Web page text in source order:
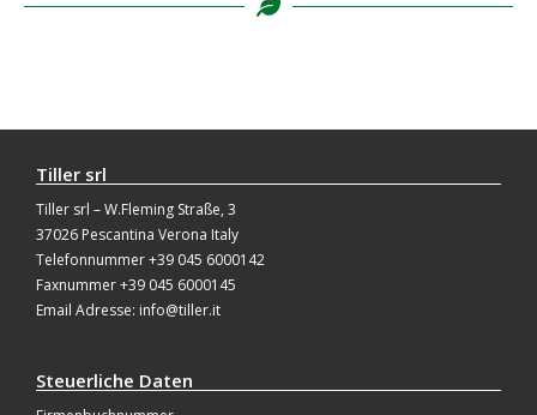
Tiller srl
Tiller srl – W.Fleming Straße, 3
37026 Pescantina Verona Italy
Telefonnummer +39 045 6000142
Faxnummer +39 045 6000145
Email Adresse: info@tiller.it
Steuerliche Daten